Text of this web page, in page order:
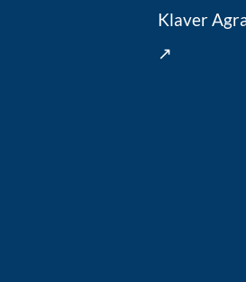
Klaver
↗